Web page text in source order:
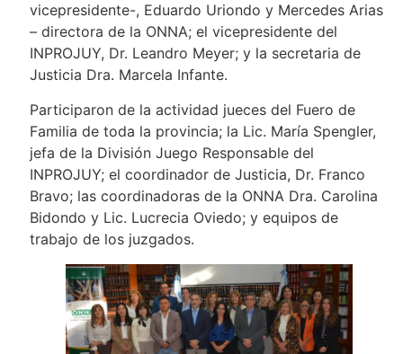
vicepresidente-, Eduardo Uriondo y Mercedes Arias
– directora de la ONNA; el vicepresidente del
INPROJUY, Dr. Leandro Meyer; y la secretaria de
Justicia Dra. Marcela Infante.
Participaron de la actividad jueces del Fuero de
Familia de toda la provincia; la Lic. María Spengler,
jefa de la División Juego Responsable del
INPROJUY; el coordinador de Justicia, Dr. Franco
Bravo; las coordinadoras de la ONNA Dra. Carolina
Bidondo y Lic. Lucrecia Oviedo; y equipos de
trabajo de los juzgados.